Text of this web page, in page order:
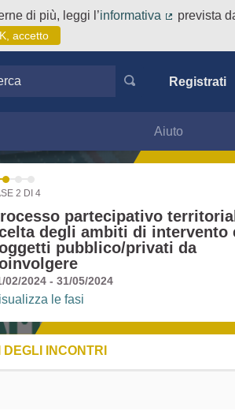
di più, leggi l’informativa
prevista
accetto
Registrati
Aiuto
2 DI 4
partecipativo
degli ambiti di intervento
pubblico/privati da
02/2024 - 31/05/2024
le fasi
INCONTRI